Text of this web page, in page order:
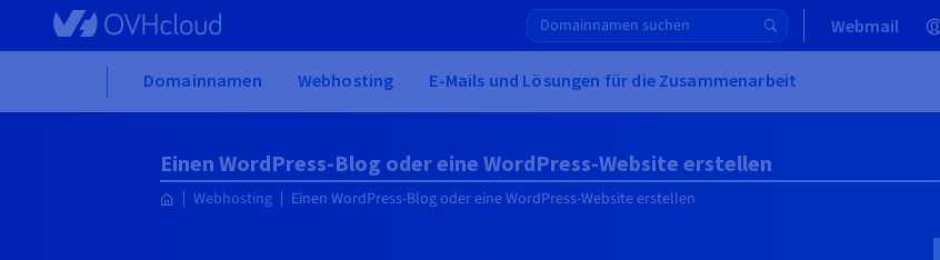
Skip to main content
Webmail
Domainnamen Webhosting E-Mails und Lösungen für die Zusammenarbeit
Einen WordPress-Blog oder eine WordPress-Website erstellen
Webhosting Einen WordPress-Blog oder eine WordPress-Website erstellen